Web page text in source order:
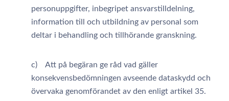
personuppgifter, inbegripet ansvarstilldelning,
information till och utbildning av personal som
deltar i behandling och tillhörande granskning.
c) Att på begäran ge råd vad gäller
konsekvensbedömningen avseende dataskydd och
övervaka genomförandet av den enligt artikel 35.